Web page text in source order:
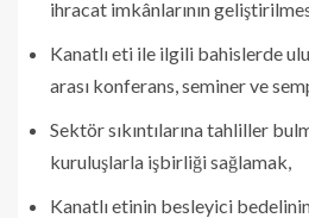
ihracat imkânlarının
Kanatlı eti ile ilgili bahislerde
arası konferans, seminer ve
Sektör sıkıntılarına tahliller
kuruluşlarla işbirliği sağlamak,
Kanatlı etinin besleyici